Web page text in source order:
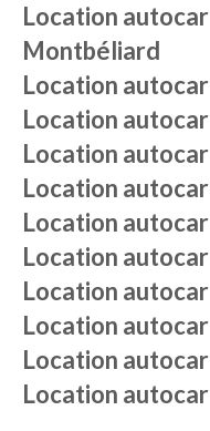
Location autocar
Montbéliard
Location autocar
Location autocar
Location autocar
Location autocar
Location autocar
Location autocar
Location autocar
Location autocar
Location autocar
Location autocar